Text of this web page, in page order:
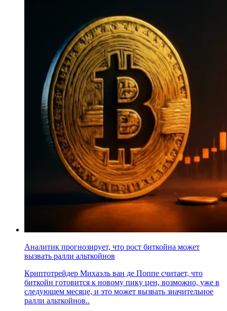
Аналитик прогнозирует, что рост биткойна может
вызвать ралли альткойнов
Криптотрейдер Михаэль ван де Поппе считает, что
биткойн готовится к новому пику цен, возможно, уже в
следующем месяце, и это может вызвать значительное
ралли альткойнов..